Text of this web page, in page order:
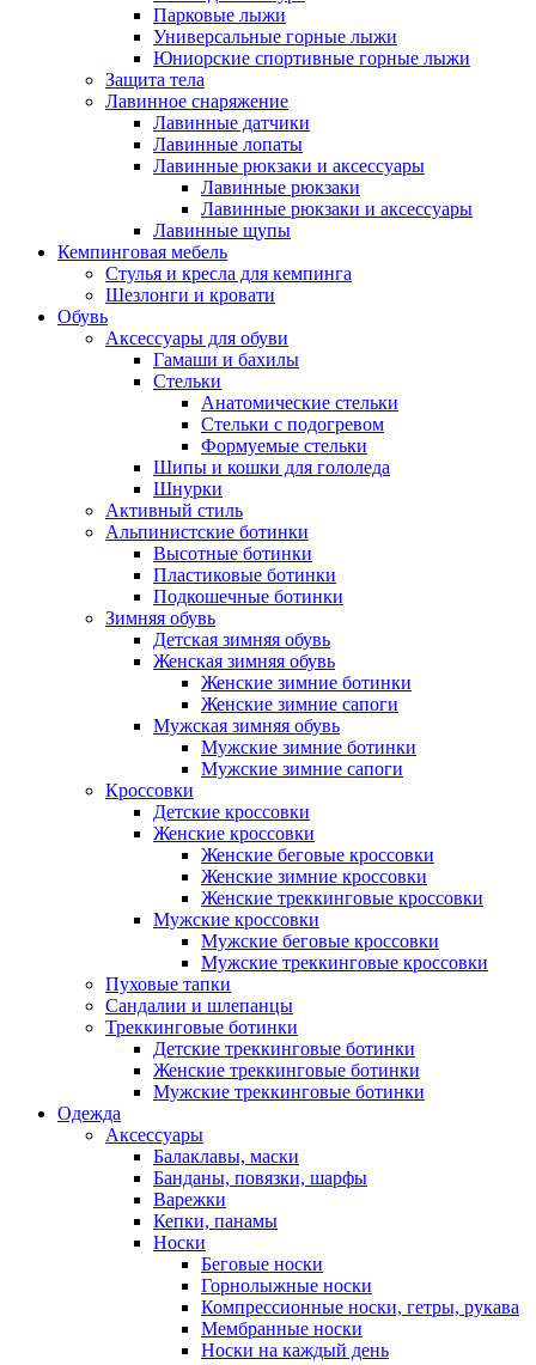
Парковые лыжи
Универсальные горные лыжи
Юниорские спортивные горные лыжи
Защита тела
Лавинное снаряжение
Лавинные датчики
Лавинные лопаты
Лавинные рюкзаки и аксессуары
Лавинные рюкзаки
Лавинные рюкзаки и аксессуары
Лавинные щупы
Кемпинговая мебель
Стулья и кресла для кемпинга
Шезлонги и кровати
Обувь
Аксессуары для обуви
Гамаши и бахилы
Стельки
Анатомические стельки
Стельки с подогревом
Формуемые стельки
Шипы и кошки для гололеда
Шнурки
Активный стиль
Альпинистские ботинки
Высотные ботинки
Пластиковые ботинки
Подкошечные ботинки
Зимняя обувь
Детская зимняя обувь
Женская зимняя обувь
Женские зимние ботинки
Женские зимние сапоги
Мужская зимняя обувь
Мужские зимние ботинки
Мужские зимние сапоги
Кроссовки
Детские кроссовки
Женские кроссовки
Женские беговые кроссовки
Женские зимние кроссовки
Женские треккинговые кроссовки
Мужские кроссовки
Мужские беговые кроссовки
Мужские треккинговые кроссовки
Пуховые тапки
Сандалии и шлепанцы
Треккинговые ботинки
Детские треккинговые ботинки
Женские треккинговые ботинки
Мужские треккинговые ботинки
Одежда
Аксессуары
Балаклавы, маски
Банданы, повязки, шарфы
Варежки
Кепки, панамы
Носки
Беговые носки
Горнолыжные носки
Компрессионные носки, гетры, рукава
Мембранные носки
Носки на каждый день